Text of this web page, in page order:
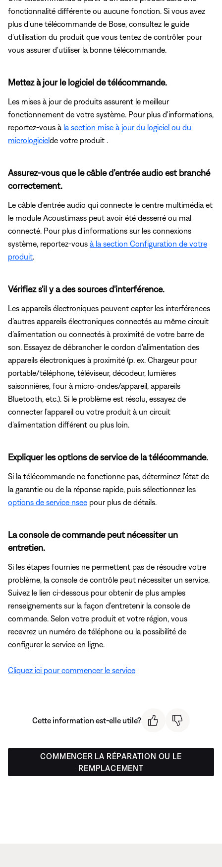
fonctionnalité différente ou aucune fonction. Si vous avez
plus d'une télécommande de Bose, consultez le guide
d'utilisation du produit que vous tentez de contrôler pour
vous assurer d'utiliser la bonne télécommande.
Mettez à jour le logiciel de télécommande.
Les mises à jour de produits assurent le meilleur
fonctionnement de votre système. Pour plus d'informations,
reportez-vous à la section mise à jour du logiciel ou du
micrologicielde votre produit .
Assurez-vous que le câble d’entrée audio est branché
correctement.
Le câble d'entrée audio qui connecte le centre multimédia et
le module Acoustimass peut avoir été desserré ou mal
connecté. Pour plus d'informations sur les connexions
système, reportez-vous à la section Configuration de votre
produit
Vérifiez s'il y a des sources d'interférence.
Les appareils électroniques peuvent capter les interférences
d’autres appareils électroniques connectés au même circuit
d’alimentation ou connectés à proximité de votre barre de
son. Essayez de débrancher le cordon d'alimentation des
appareils électroniques à proximité (p. ex. Chargeur pour
portable/téléphone, téléviseur, décodeur, lumières
saisonnières, four à micro-ondes/appareil, appareils
Bluetooth, etc.). Si le problème est résolu, essayez de
connecter l'appareil ou votre produit à un circuit
d'alimentation différent ou plus loin.
Expliquer les options de service de la télécommande.
Si la télécommande ne fonctionne pas, déterminez l'état de
la garantie ou de la réponse rapide, puis sélectionnez les
options de service nsee pour plus de détails.
La console de commande peut nécessiter un
entretien.
Si les étapes fournies ne permettent pas de résoudre votre
problème, la console de contrôle peut nécessiter un service.
Suivez le lien ci-dessous pour obtenir de plus amples
renseignements sur la façon d'entretenir la console de
commande. Selon votre produit et votre région, vous
recevrez un numéro de téléphone ou la possibilité de
configurer le service en ligne.
Cliquez ici pour commencer le service
Cette information est-elle utile?
COMMENCER LA RÉPARATION OU LE
REMPLACEMENT